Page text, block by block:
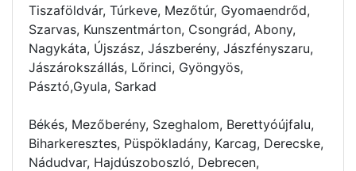
Tiszaföldvár, Túrkeve, Mezőtúr, Gyomaendrőd,
Szarvas, Kunszentmárton, Csongrád, Abony,
Nagykáta, Újszász, Jászberény, Jászfényszaru,
Jászárokszállás, Lőrinci, Gyöngyös,
Pásztó,Gyula, Sarkad
Békés, Mezőberény, Szeghalom, Berettyóújfalu,
Biharkeresztes, Püspökladány, Karcag, Derecske,
Nádudvar, Hajdúszoboszló, Debrecen,